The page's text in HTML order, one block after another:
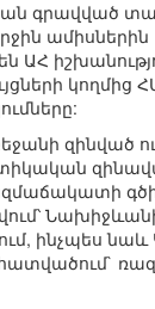
գրավված
ամիսներին
ԱՀ
կողմից
զինված
ինչպես